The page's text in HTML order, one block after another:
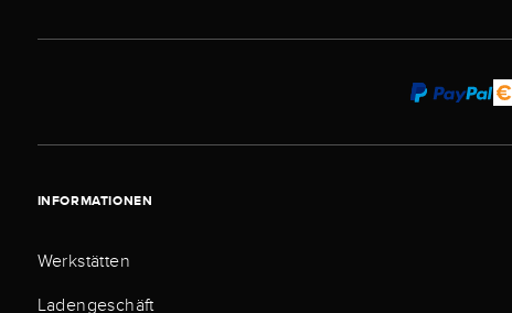
INFORMATIONEN
Werkstätten
Ladengeschäft